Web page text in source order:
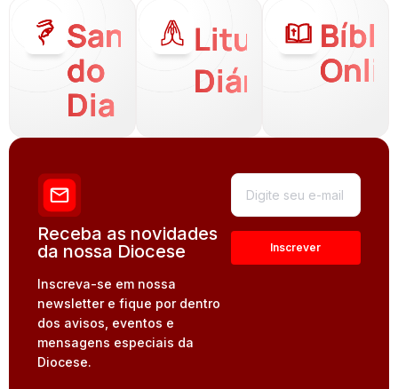
Santo
do
Dia
Liturgia
Diária
Receba as novidades
da nossa Diocese
Inscreva-se em nossa
newsletter e fique por dentro
dos avisos, eventos e
mensagens especiais da
Diocese.